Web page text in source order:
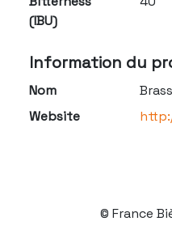
(IBU)
Information du
Nom
Website
© France